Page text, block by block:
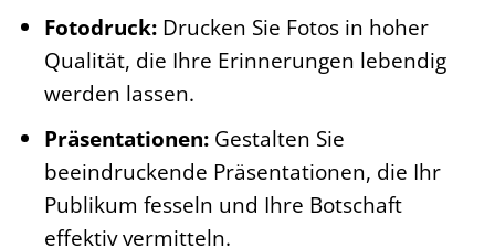
Fotodruck:Drucken Sie Fotos in hoher
Qualität, die Ihre Erinnerungen lebendig
werden lassen.
Präsentationen:Gestalten Sie
beeindruckende Präsentationen, die Ihr
Publikum fesseln und Ihre Botschaft
effektiv vermitteln.